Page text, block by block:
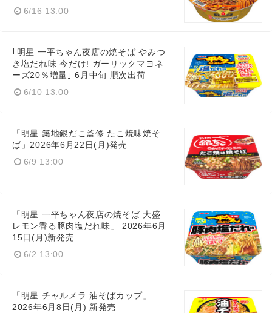
6/16 13:00
｢明星 一平ちゃん夜店の焼そば やみつ
き塩だれ味 今だけ! ガーリックマヨネ
ーズ20％増量｣ 6月中旬 順次出荷
6/10 13:00
「明星 築地銀だこ監修 たこ焼味焼そ
ば」2026年6月22日(月)発売
6/9 13:00
「明星 一平ちゃん夜店の焼そば 大盛
レモン香る豚肉塩だれ味」 2026年6月
15日(月)新発売
6/2 13:00
「明星 チャルメラ 油そばカップ​」
2026年6月8日(月) 新発売